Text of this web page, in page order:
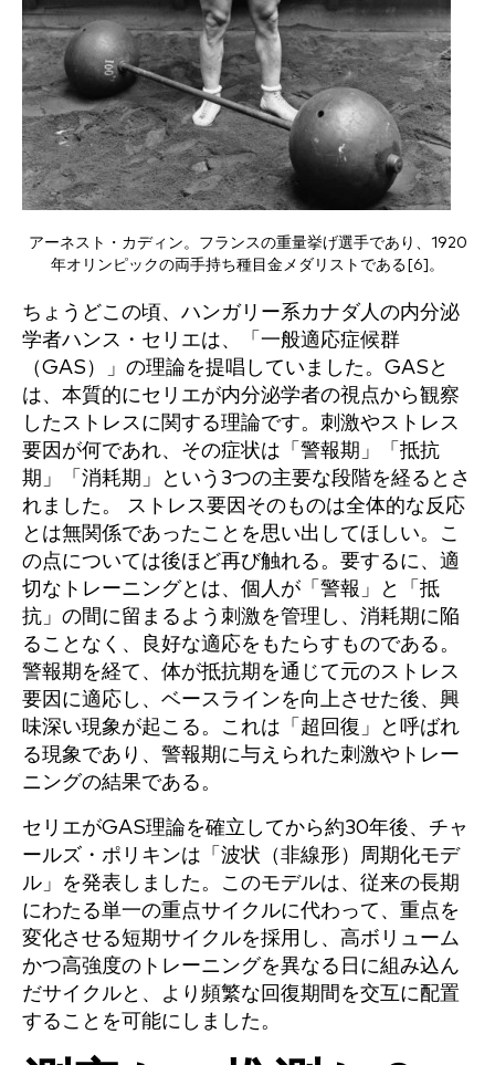
アーネスト・カディン。フランスの重量挙げ選手であり、1920
年オリンピックの両手持ち種目金メダリストである[6]。
ちょうどこの頃、ハンガリー系カナダ人の内分泌
学者ハンス・セリエは、「一般適応症候群
（GAS）」の理論を提唱していました。GASと
は、本質的にセリエが内分泌学者の視点から観察
したストレスに関する理論です。刺激やストレス
要因が何であれ、その症状は「警報期」「抵抗
期」「消耗期」という3つの主要な段階を経るとさ
れました。 ストレス要因そのものは全体的な反応
とは無関係であったことを思い出してほしい。こ
の点については後ほど再び触れる。要するに、適
切なトレーニングとは、個人が「警報」と「抵
抗」の間に留まるよう刺激を管理し、消耗期に陥
ることなく、良好な適応をもたらすものである。
警報期を経て、体が抵抗期を通じて元のストレス
要因に適応し、ベースラインを向上させた後、興
味深い現象が起こる。これは「超回復」と呼ばれ
る現象であり、警報期に与えられた刺激やトレー
ニングの結果である。
セリエがGAS理論を確立してから約30年後、チャ
ールズ・ポリキンは「波状（非線形）周期化モデ
ル」を発表しました。このモデルは、従来の長期
にわたる単一の重点サイクルに代わって、重点を
変化させる短期サイクルを採用し、高ボリューム
かつ高強度のトレーニングを異なる日に組み込ん
だサイクルと、より頻繁な回復期間を交互に配置
することを可能にしました。